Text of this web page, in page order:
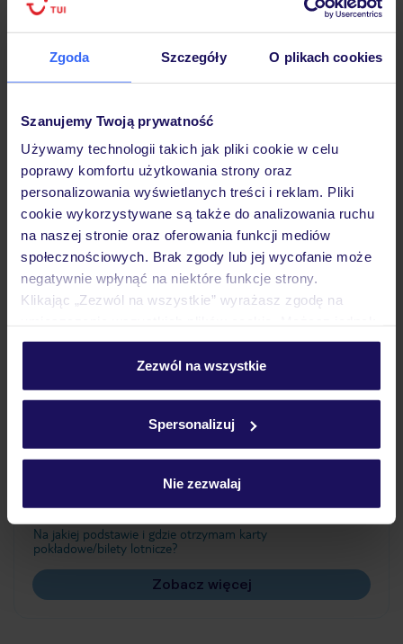
Zgoda Szczegóły O plikach cookies
Szanujemy Twoją prywatność
Używamy technologii takich jak pliki cookie w celu
poprawy komfortu użytkowania strony oraz
personalizowania wyświetlanych treści i reklam. Pliki
cookie wykorzystywane są także do analizowania ruchu
na naszej stronie oraz oferowania funkcji mediów
społecznościowych. Brak zgody lub jej wycofanie może
negatywnie wpłynąć na niektóre funkcje strony.
Klikając „Zezwól na wszystkie” wyrażasz zgodę na
personalizować swój wybór wchodząc w zakładkę
Szczegółowe informacje o plikach cookie znajdziesz
Zezwól na wszystkie
Spersonalizuj
Nie zezwalaj
Hotel
Pokoje
Wyżywienie
Atrakcje
Często zadawane pytania
Jak zmienić uczestników/osobę zgłaszającą?
Czy w Hotelu będzie przedstawiciel TUI?
Na jakiej podstawie i gdzie otrzymam karty
pokładowe/bilety lotnicze?
Zobacz więcej